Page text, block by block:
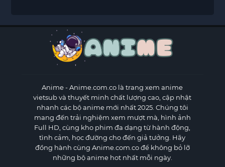
Anime- Anime.com.co là trang xem anime
vietsub và thuyết minh chất lượng cao, cập nhật
nhanh các bộ anime mới nhất 2025. Chúng tôi
mang đến trải nghiệm xem mượt mà, hình ảnh
Full HD, cùng kho phim đa dạng từ hành động,
tình cảm, học đường cho đến giả tưởng. Hãy
đồng hành cùng Anime.com.co để không bỏ lỡ
những bộ anime hot nhất mỗi ngày.